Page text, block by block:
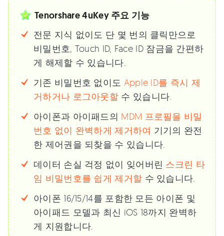
Tenorshare 4uKey 주요 기능
전문 지식 없이도 단 몇 번의 클릭만으로
비밀번호, Touch ID, Face ID 잠금을 간편하
게 해제할 수 있습니다.
기존 비밀번호 없이도 Apple ID를 즉시 제
거하거나 로그아웃할 수 있습니다.
아이폰과 아이패드의 MDM 프로필을 비밀
번호 없이 완벽하게 제거하여 기기의 완전
한 제어권을 되찾을 수 있습니다.
데이터 손실 걱정 없이 잊어버린 스크린 타
임 비밀번호를 쉽게 제거할 수 있습니다.
아이폰 16/15/14를 포함한 모든 아이폰 및
아이패드 모델과 최신 iOS 18까지 완벽하
게 지원합니다.